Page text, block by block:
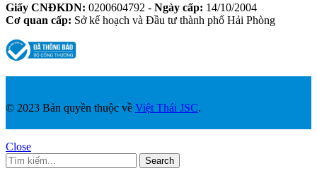
Giấy CNĐKDN: 0200604792 - Ngày cấp: 14/10/2004
Cơ quan cấp: Sở kế hoạch và Đầu tư thành phố Hải Phòng
© 2023 Bản quyền thuộc về Việt Thái JSC.
Close
Search